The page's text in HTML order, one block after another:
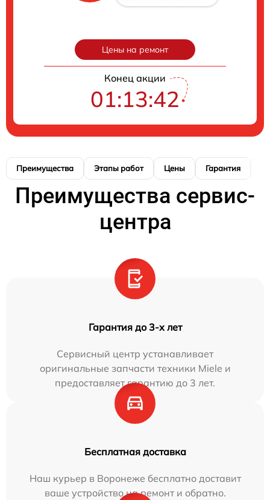
Цены на ремонт
Конец акции
01:13:41
Преимущества Этапы работ Цены Гарантия
Преимущества сервис-
центра
Гарантия до 3-х лет
Сервисный центр устанавливает
оригинальные запчасти техники Miele и
предоставляет гарантию до 3 лет.
Бесплатная доставка
Наш курьер в Воронеже бесплатно доставит
ваше устройство на ремонт и обратно.